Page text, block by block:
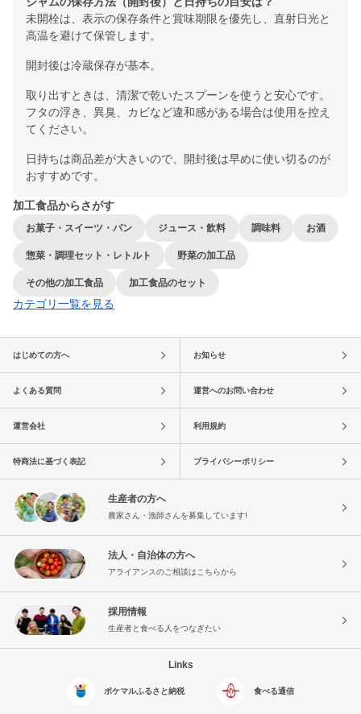
未開栓は、表示の保存条件と賞味期限を優先し、直射日光と
高温を避けて保管します。
開封後は冷蔵保存が基本。
取り出すときは、清潔で乾いたスプーンを使うと安心です。
フタの浮き、異臭、カビなど違和感がある場合は使用を控え
てください。
日持ちは商品差が大きいので、開封後は早めに使い切るのが
おすすめです。
加工食品からさがす
お菓子・スイーツ・パン ジュース・飲料 調味料 お酒
惣菜・調理セット・レトルト 野菜の加工品
その他の加工食品 加工食品のセット
カテゴリ一覧を見る
はじめての方へ お知らせ
よくある質問 運営へのお問い合わせ
運営会社 利用規約
特商法に基づく表記 プライバシーポリシー
生産者の方へ
農家さん・漁師さんを募集しています!
法人・自治体の方へ
アライアンスのご相談はこちらから
採用情報
生産者と食べる人をつなぎたい
Links
ポケマルふるさと納税 食べる通信